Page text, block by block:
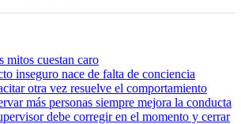
mitos cuestan caro
inseguro nace de falta de conciencia
otra vez resuelve el comportamiento
más personas siempre mejora la conducta
debe corregir en el momento y cerrar